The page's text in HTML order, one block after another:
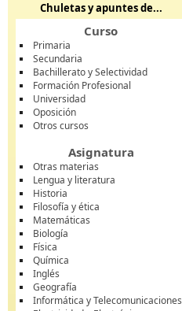
Chuletas y apuntes de...
Curso
Primaria
Secundaria
Bachillerato y Selectividad
Formación Profesional
Universidad
Oposición
Otros cursos
Asignatura
Otras materias
Lengua y literatura
Historia
Filosofía y ética
Matemáticas
Biología
Física
Química
Inglés
Geografía
Informática y Telecomunicaciones